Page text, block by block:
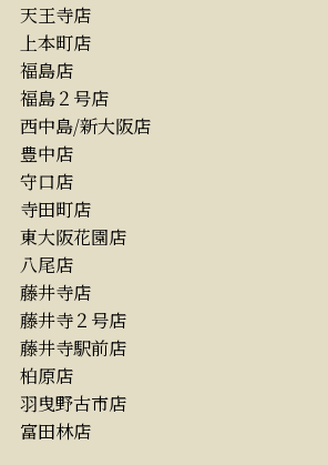
天王寺店
上本町店
福島店
福島２号店
西中島/新大阪店
豊中店
守口店
寺田町店
東大阪花園店
八尾店
藤井寺店
藤井寺２号店
藤井寺駅前店
柏原店
羽曳野古市店
富田林店